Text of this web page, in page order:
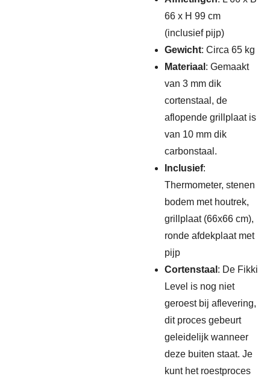
66 x H 99 cm
(inclusief pijp)
Gewicht: Circa 65 kg
Materiaal : Gemaakt
van 3 mm dik
cortenstaal, de
aflopende grillplaat is
van 10 mm dik
carbonstaal.
Inclusief:
Thermometer, stenen
bodem met houtrek,
grillplaat (66x66 cm),
ronde afdekplaat met
pijp
Cortenstaal : De Fikki
Level is nog niet
geroest bij aflevering,
dit proces gebeurt
geleidelijk wanneer
deze buiten staat. Je
kunt het roestproces